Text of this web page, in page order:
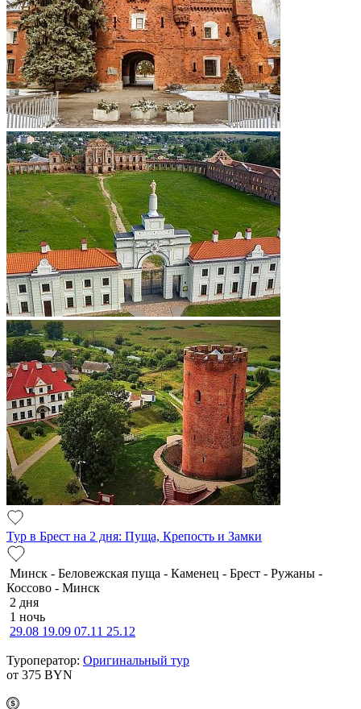
Тур в Брест на 2 дня: Пуща, Крепость и Замки
Минск - Беловежская пуща - Каменец - Брест - Ружаны -
Коссово - Минск
2 дня
1 ночь
29.08 19.09 07.11 25.12
Туроператор: Оригинальный тур
от 375 BYN